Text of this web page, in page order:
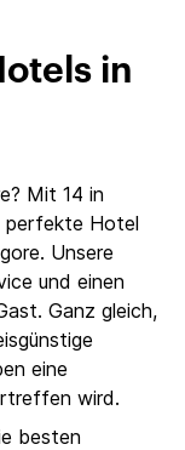
in
Mit 14 in
perfekte Hotel
Unsere
und einen
Ganz gleich,
eine
wird.
besten